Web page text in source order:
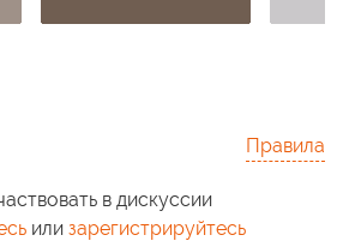
Правила
в дискуссии
или зарегистрируйтесь